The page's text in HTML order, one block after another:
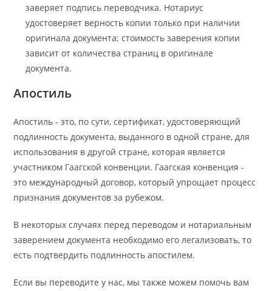
заверяет подпись переводчика. Нотариус
удостоверяет верность копии только при наличии
оригинала документа; стоимость заверения копии
зависит от количества страниц в оригинале
документа.
Апостиль
Апостиль - это, по сути, сертификат, удостоверяющий
подлинность документа, выданного в одной стране, для
использования в другой стране, которая является
участником Гаагской конвенции. Гаагская конвенция -
это международный договор, который упрощает процесс
признания документов за рубежом.
В некоторых случаях перед переводом и нотариальным
заверением документа необходимо его легализовать, то
есть подтвердить подлинность апостилем.
Если вы переводите у нас, мы также можем помочь вам